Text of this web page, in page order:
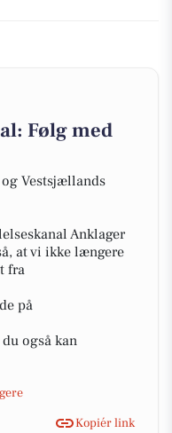
Følg med
Vestsjællands
Anklager
at vi ikke længere
fra
på
også kan
Kopiér link